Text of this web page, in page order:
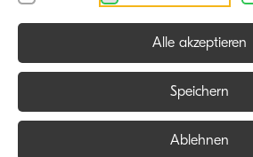
Alle akzeptieren
Speichern
Ablehnen